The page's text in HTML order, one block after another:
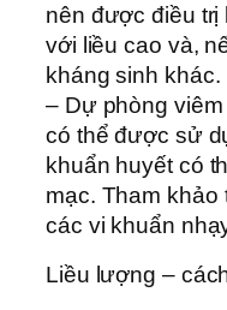
nên được điều
với liều cao và,
kháng sinh khác.
– Dự phòng viêm
có thể được sử
khuẩn huyết có
mạc. Tham khảo
các vi khuẩn
Liều lượng –